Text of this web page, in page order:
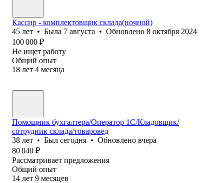
Кассир - комплектовщик склада(ночной)
45 лет • Была 7 августа • Обновлено 8 октября 2024
100 000 ₽
Не ищет работу
Общий опыт
18 лет 4 месяца
Помощник бухгалтера/Оператор 1С/Кладовщик/
сотрудник склада/товаровед
38 лет • Был сегодня • Обновлено вчера
80 040 ₽
Рассматривает предложения
Общий опыт
14 лет 9 месяцев